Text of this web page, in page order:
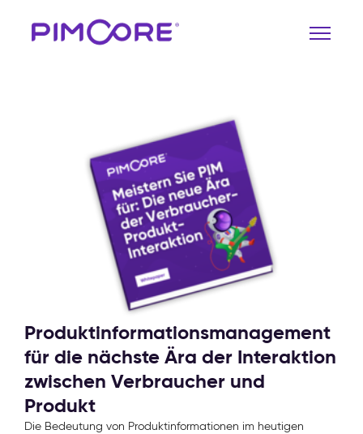
Produktinformationsmanagement
für die nächste Ära der Interaktion
zwischen Verbraucher und
Produkt
Die Bedeutung von Produktinformationen im heutigen